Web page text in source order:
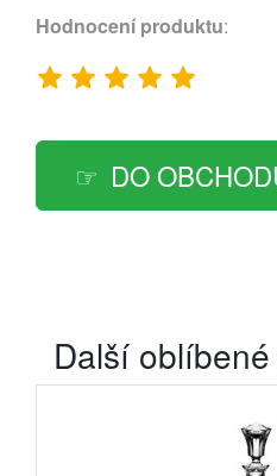
Hodnocení produktu:
DO
Další